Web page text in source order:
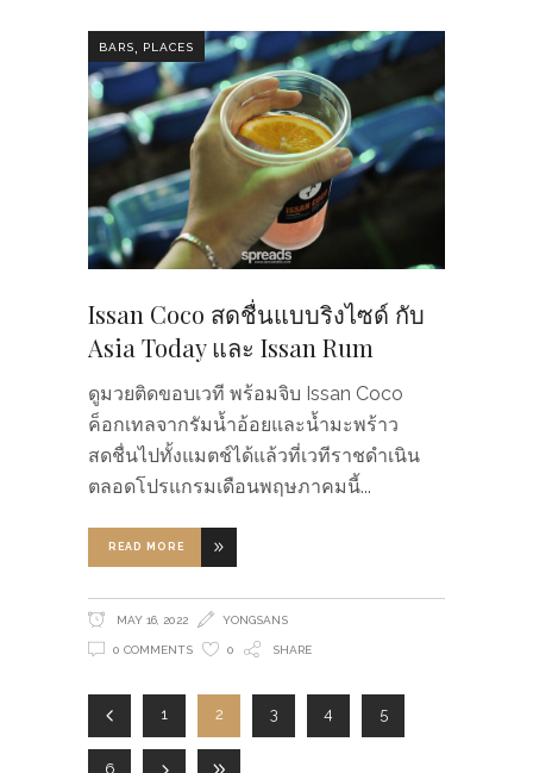
BARS, PLACES
Issan Coco สดชื่นแบบริงไซด์ กับ
Asia Today และ Issan Rum
ดูมวยติดขอบเวที พร้อมจิบ Issan Coco
ค็อกเทลจากรัมน้ำอ้อยและน้ำมะพร้าว
สดชื่นไปทั้งแมตช์ได้แล้วที่เวทีราชดำเนิน
ตลอดโปรแกรมเดือนพฤษภาคมนี้
READ MORE
MAY 16, 2022 YONGSANS
0 COMMENTS 0 SHARE
1 2 3 4 5
6